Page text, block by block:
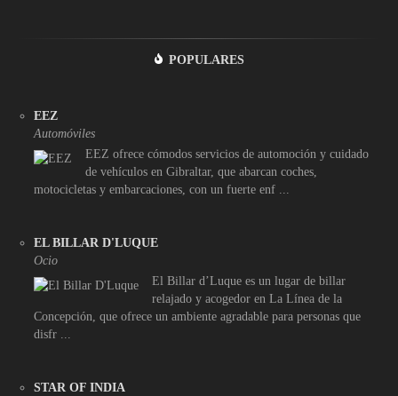
POPULARES
EEZ
Automóviles
EEZ ofrece cómodos servicios de automoción y cuidado
de vehículos en Gibraltar, que abarcan coches,
motocicletas y embarcaciones, con un fuerte enf ...
EL BILLAR D'LUQUE
Ocio
El Billar d’Luque es un lugar de billar
relajado y acogedor en La Línea de la
Concepción, que ofrece un ambiente agradable para personas que
disfr ...
STAR OF INDIA